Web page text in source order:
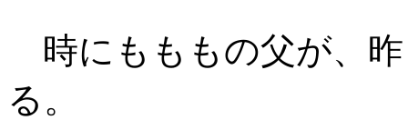
時にもももの父が、
る。